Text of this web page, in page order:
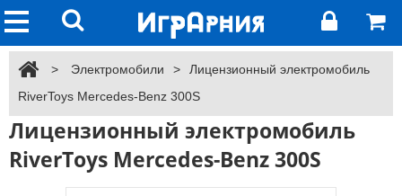
> Электромобили >
Лицензионный электромобиль
RiverToys Mercedes-Benz 300S
Лицензионный электромобиль
RiverToys Mercedes-Benz 300S